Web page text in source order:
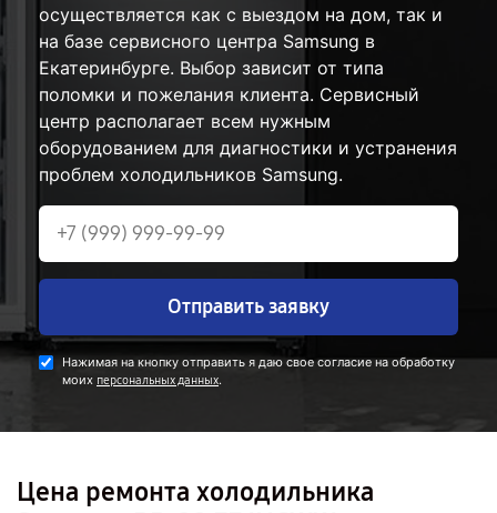
осуществляется как с выездом на дом, так и
на базе сервисного центра Samsung в
Екатеринбурге. Выбор зависит от типа
поломки и пожелания клиента. Сервисный
центр располагает всем нужным
оборудованием для диагностики и устранения
проблем холодильников Samsung.
Отправить заявку
Нажимая на кнопку отправить я даю свое согласие на обработку
моих персональных данных.
Цена ремонта холодильника